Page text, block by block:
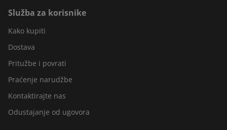
Služba za korisnike
Kako kupiti
Dostava
Pritužbe i povrati
Praćenje narudžbe
Kontaktirajte nas
Odustajanje od ugovora